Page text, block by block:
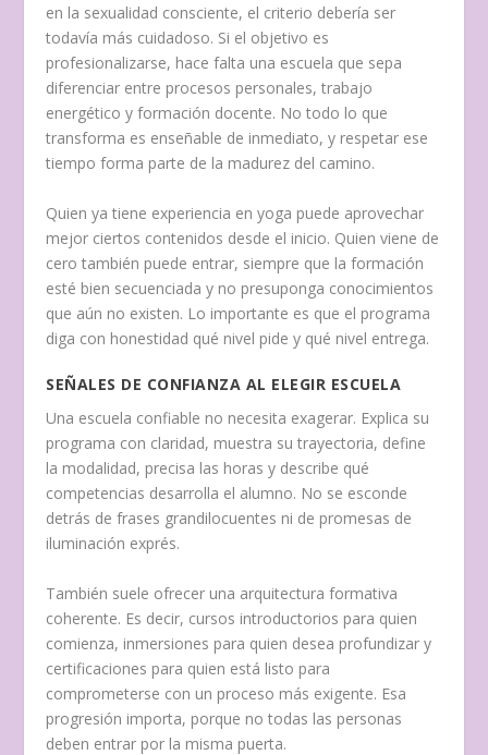
en la sexualidad consciente, el criterio debería ser
todavía más cuidadoso. Si el objetivo es
profesionalizarse, hace falta una escuela que sepa
diferenciar entre procesos personales, trabajo
energético y formación docente. No todo lo que
transforma es enseñable de inmediato, y respetar ese
tiempo forma parte de la madurez del camino.
Quien ya tiene experiencia en yoga puede aprovechar
mejor ciertos contenidos desde el inicio. Quien viene de
cero también puede entrar, siempre que la formación
esté bien secuenciada y no presuponga conocimientos
que aún no existen. Lo importante es que el programa
diga con honestidad qué nivel pide y qué nivel entrega.
SEÑALES DE CONFIANZA AL ELEGIR ESCUELA
Una escuela confiable no necesita exagerar. Explica su
programa con claridad, muestra su trayectoria, define
la modalidad, precisa las horas y describe qué
competencias desarrolla el alumno. No se esconde
detrás de frases grandilocuentes ni de promesas de
iluminación exprés.
También suele ofrecer una arquitectura formativa
coherente. Es decir, cursos introductorios para quien
comienza, inmersiones para quien desea profundizar y
certificaciones para quien está listo para
comprometerse con un proceso más exigente. Esa
progresión importa, porque no todas las personas
deben entrar por la misma puerta.